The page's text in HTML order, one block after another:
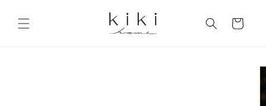
content
Cart